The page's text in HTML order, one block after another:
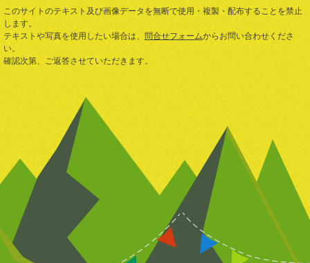
このサイトのテキスト及び画像データを無断で使用・複製・配布することを禁止
します。
テキストや写真を使用したい場合は、 問合せフォームからお問い合わせくださ
い。
確認次第、ご返答させていただきます。